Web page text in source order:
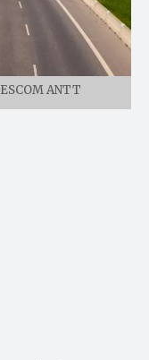
ANTT